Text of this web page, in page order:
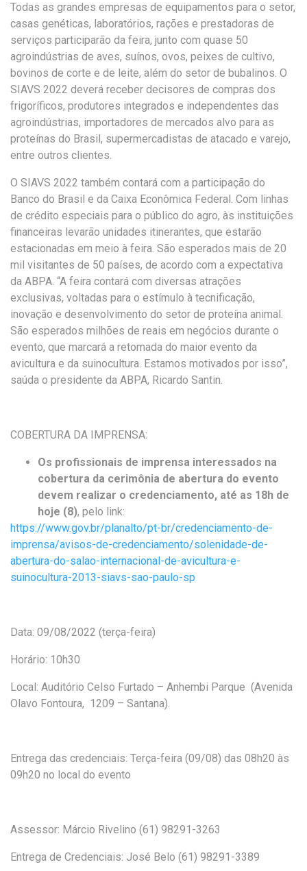
Todas as grandes empresas de equipamentos para o setor,
casas genéticas, laboratórios, rações e prestadoras de
serviços participarão da feira, junto com quase 50
agroindústrias de aves, suínos, ovos, peixes de cultivo,
bovinos de corte e de leite, além do setor de bubalinos. O
SIAVS 2022 deverá receber decisores de compras dos
frigoríficos, produtores integrados e independentes das
agroindústrias, importadores de mercados alvo para as
proteínas do Brasil, supermercadistas de atacado e varejo,
entre outros clientes.
O SIAVS 2022 também contará com a participação do
Banco do Brasil e da Caixa Econômica Federal. Com linhas
de crédito especiais para o público do agro, às instituições
financeiras levarão unidades itinerantes, que estarão
estacionadas em meio à feira. São esperados mais de 20
mil visitantes de 50 países, de acordo com a expectativa
da ABPA. “A feira contará com diversas atrações
exclusivas, voltadas para o estímulo à tecnificação,
inovação e desenvolvimento do setor de proteína animal.
São esperados milhões de reais em negócios durante o
evento, que marcará a retomada do maior evento da
avicultura e da suinocultura. Estamos motivados por isso”,
saúda o presidente da ABPA, Ricardo Santin.
COBERTURA DA IMPRENSA:
Os profissionais de imprensa interessados na
cobertura da cerimônia de abertura do evento
devem realizar o credenciamento, até as 18h de
hoje (8), pelo link:
https://www.gov.br/planalto/pt-br/credenciamento-de-
imprensa/avisos-de-credenciamento/solenidade-de-
abertura-do-salao-internacional-de-avicultura-e-
suinocultura-2013-siavs-sao-paulo-sp
Data: 09/08/2022 (terça-feira)
Horário: 10h30
Local: Auditório Celso Furtado – Anhembi Parque (Avenida
Olavo Fontoura, 1209 – Santana).
Entrega das credenciais: Terça-feira (09/08) das 08h20 às
09h20 no local do evento
Assessor: Márcio Rivelino (61) 98291-3263
Entrega de Credenciais: José Belo (61) 98291-3389